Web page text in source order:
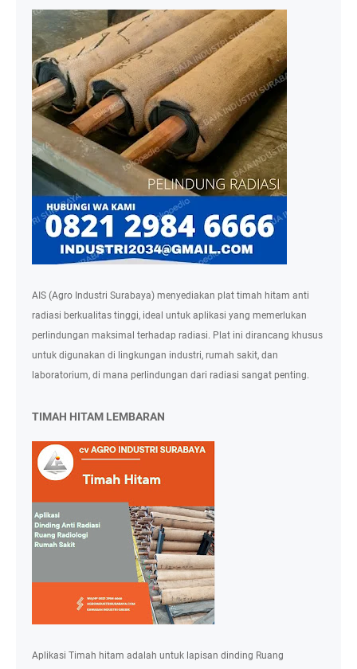
AIS (Agro Industri Surabaya) menyediakan plat timah hitam anti
radiasi berkualitas tinggi, ideal untuk aplikasi yang memerlukan
perlindungan maksimal terhadap radiasi. Plat ini dirancang khusus
untuk digunakan di lingkungan industri, rumah sakit, dan
laboratorium, di mana perlindungan dari radiasi sangat penting.
TIMAH HITAM LEMBARAN
Aplikasi Timah hitam adalah untuk lapisan dinding Ruang